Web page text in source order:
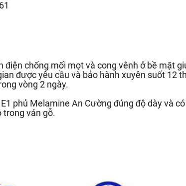
chống mối mọt và cong vênh ở bề mặt
được yêu cầu và bảo hành xuyên suốt 12
vòng 2 ngày.
phủ Melamine An Cường đúng độ dày và
trong ván gỗ.